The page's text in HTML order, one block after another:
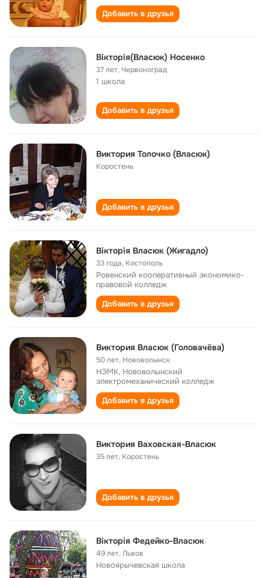
Добавить в друзья
Вікторія(Власюк) Носенко
37 лет,Червоноград
1 школа
Добавить в друзья
Виктория Толочко (Власюк)
Коростень
Добавить в друзья
Вікторія Власюк (Жигадло)
33 года, Костополь
Ровенский кооперативный экономико-
правовой колледж
Добавить в друзья
Виктория Власюк (Головачёва)
50 лет, Нововолынск
НЭМК, Нововолынский
электромеханический колледж
Добавить в друзья
Виктория Ваховская-Власюк
35 лет, Коростень
Добавить в друзья
Вікторія Федейко-Власюк
49 лет,Львов
Новоярычевская школа